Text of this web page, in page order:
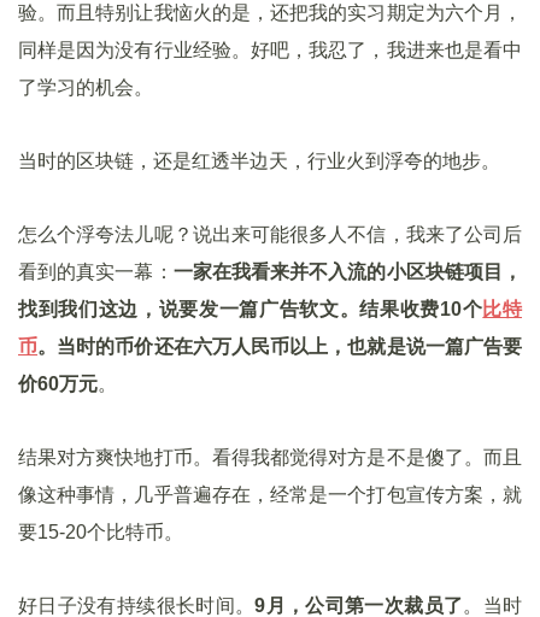
验。而且特别让我恼火的是，还把我的实习期定为六个月，
同样是因为没有行业经验。好吧，我忍了，我进来也是看中
了学习的机会。
当时的区块链，还是红透半边天，行业火到浮夸的地步。
怎么个浮夸法儿呢？说出来可能很多人不信，我来了公司后
看到的真实一幕： 一家在我看来并不入流的小区块链项目，
找到我们这边，说要发一篇广告软文。结果收费10个比特
币。当时的币价还在六万人民币以上，也就是说一篇广告要
价60万元。
结果对方爽快地打币。看得我都觉得对方是不是傻了。而且
像这种事情，几乎普遍存在，经常是一个打包宣传方案，就
要15-20个比特币。
好日子没有持续很长时间。9月，公司第一次裁员了。当时